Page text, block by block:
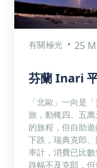
有關極光 25
芬蘭 Inari
「北歐」一向是
旅，動輒四、五
的旅程，但自助
下跌，瑞典克郎
率計，消費已比
跌幅不及克郎，